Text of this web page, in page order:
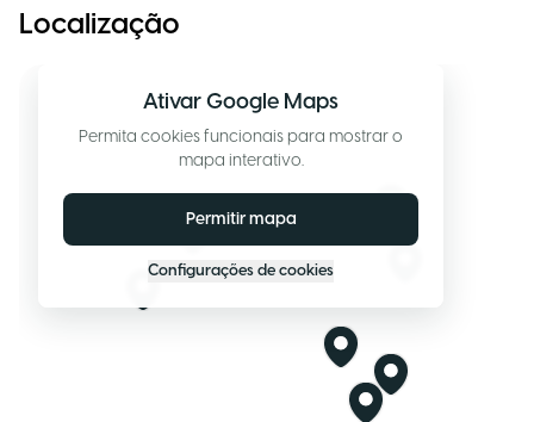
Localização
Ativar Google Maps
Permita cookies funcionais para mostrar o
mapa interativo.
Permitir mapa
Configurações de cookies